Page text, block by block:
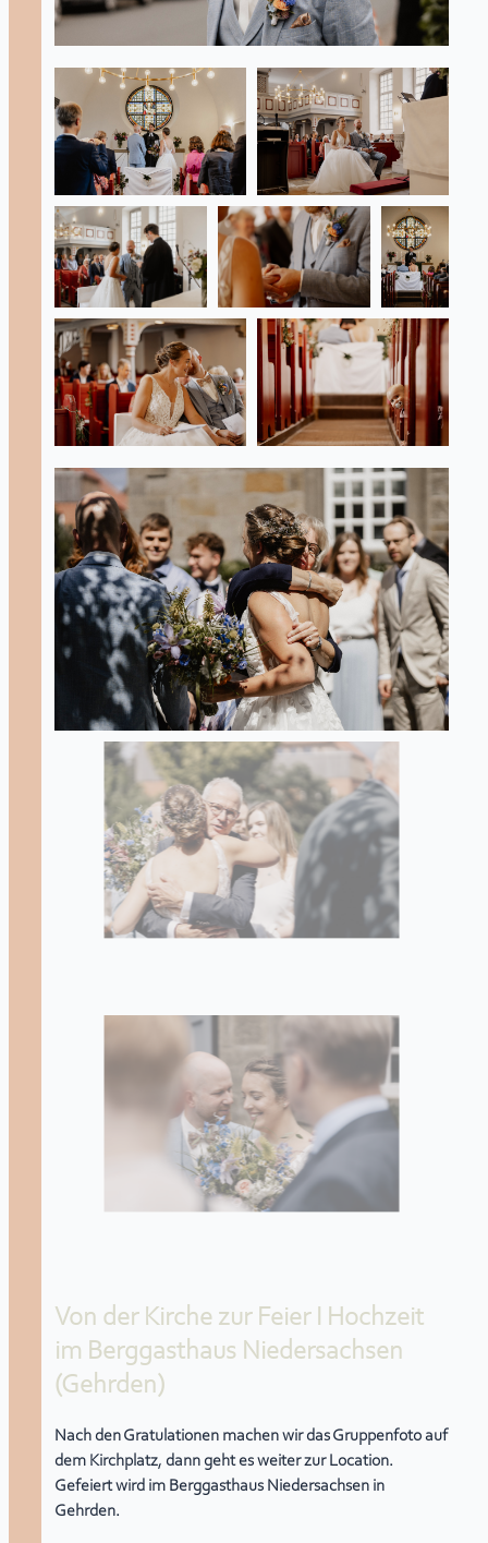
Von der Kirche zur Feier I Hochzeit
im Berggasthaus Niedersachsen
(Gehrden)
Nach den Gratulationen machen wir das Gruppenfoto auf
dem Kirchplatz, dann geht es weiter zur Location.
Gefeiert wird im Berggasthaus Niedersachsen in
Gehrden.